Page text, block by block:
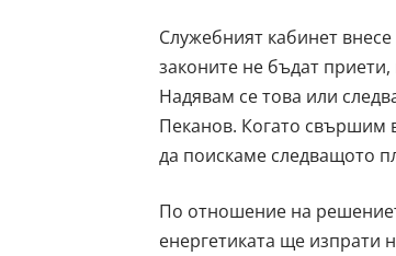
Служебният кабинет
законите не бъдат
Надявам се това или
Пеканов. Когато свършим
да поискаме следващото
По отношение на
енергетиката ще изпрати